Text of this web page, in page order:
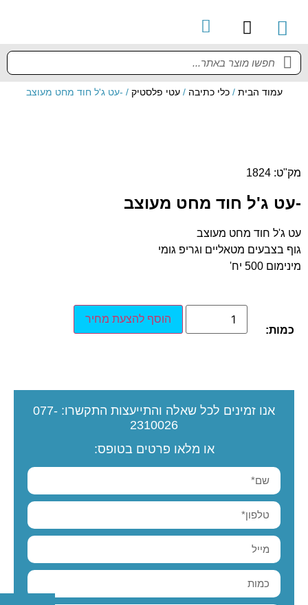
עמוד הבית /כלי כתיבה /עטי פלסטיק / -עט ג'ל חוד מחט מעוצב
מק"ט: 1824
-עט ג'ל חוד מחט מעוצב
עט ג'ל חוד מחט מעוצב
גוף בצבעים מטאליים וגריפ גומי
מינימום 500 יח'
כמות:
הוסף להצעת מחיר
אנו זמינים לכל שאלה והתייעצות התקשרו: 077-
2310026
או מלאו פרטים בטופס: